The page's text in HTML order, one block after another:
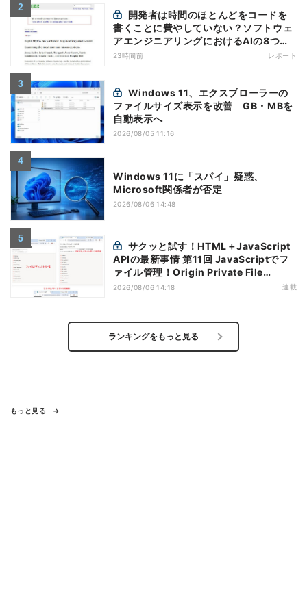
書くことに費やしていない？ソフトウェ
アエンジニアリングにおけるAIの8つの
神話への賛否
23時間前 レポート
ファイルサイズ表示を改善 GB・MBを
自動表示へ
2026/08/05 11:16
Windows 11に「スパイ」疑惑、
Microsoft関係者が否定
2026/08/06 14:48
APIの最新事情 第11回 JavaScriptでフ
ァイル管理！Origin Private File
Systemを活用する
2026/08/06 14:18 連載
ランキングをもっと見る
もっと見る